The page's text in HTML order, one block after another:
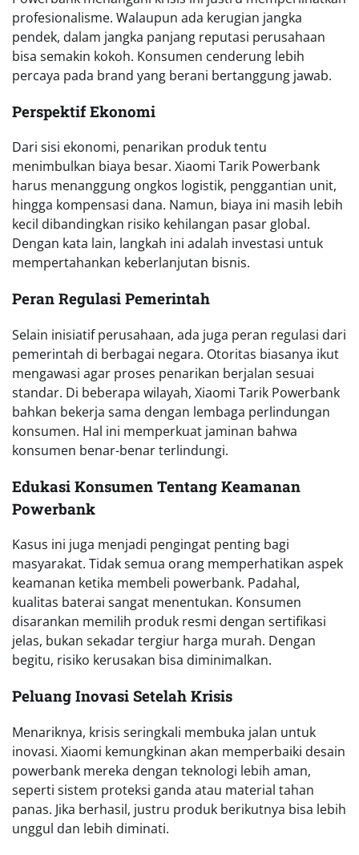
profesionalisme. Walaupun ada kerugian jangka
pendek, dalam jangka panjang reputasi perusahaan
bisa semakin kokoh. Konsumen cenderung lebih
percaya pada brand yang berani bertanggung jawab.
Perspektif Ekonomi
Dari sisi ekonomi, penarikan produk tentu
menimbulkan biaya besar. Xiaomi Tarik Powerbank
harus menanggung ongkos logistik, penggantian unit,
hingga kompensasi dana. Namun, biaya ini masih lebih
kecil dibandingkan risiko kehilangan pasar global.
Dengan kata lain, langkah ini adalah investasi untuk
mempertahankan keberlanjutan bisnis.
Peran Regulasi Pemerintah
Selain inisiatif perusahaan, ada juga peran regulasi dari
pemerintah di berbagai negara. Otoritas biasanya ikut
mengawasi agar proses penarikan berjalan sesuai
standar. Di beberapa wilayah, Xiaomi Tarik Powerbank
bahkan bekerja sama dengan lembaga perlindungan
konsumen. Hal ini memperkuat jaminan bahwa
konsumen benar-benar terlindungi.
Edukasi Konsumen Tentang Keamanan
Powerbank
Kasus ini juga menjadi pengingat penting bagi
masyarakat. Tidak semua orang memperhatikan aspek
keamanan ketika membeli powerbank. Padahal,
kualitas baterai sangat menentukan. Konsumen
disarankan memilih produk resmi dengan sertifikasi
jelas, bukan sekadar tergiur harga murah. Dengan
begitu, risiko kerusakan bisa diminimalkan.
Peluang Inovasi Setelah Krisis
Menariknya, krisis seringkali membuka jalan untuk
inovasi. Xiaomi kemungkinan akan memperbaiki desain
powerbank mereka dengan teknologi lebih aman,
seperti sistem proteksi ganda atau material tahan
panas. Jika berhasil, justru produk berikutnya bisa lebih
unggul dan lebih diminati.